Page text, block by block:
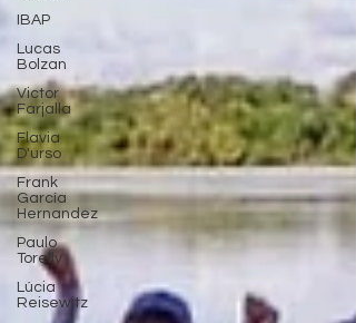
IBAP
Lucas
Bolzan
Victor
Farjalla
Flavia
D'urso
Frank
García
Hernandez
Paulo
Torelly
Lúcia
Reisewitz